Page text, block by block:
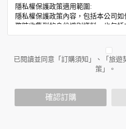
隱私權保護政策適用範圍:
隱私權保護政策內容，包括本公司
務時收集到的身份識別資料，也包
作與本公司合作時分享的任何身份
人員。例如您透過本公司旗下網站上
放連結的廠商也可能蒐集您個人的
人資訊，這些廣告廠商或連結網站有
您個人在本網站上的聊天室或討論
已閱讀並同意「訂購須知」、「旅遊
策」。
確認訂購